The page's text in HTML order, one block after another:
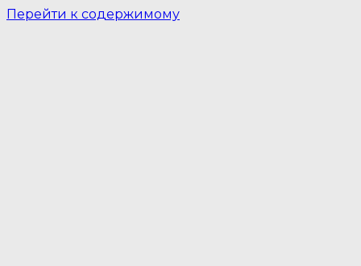
Перейти к содержимому